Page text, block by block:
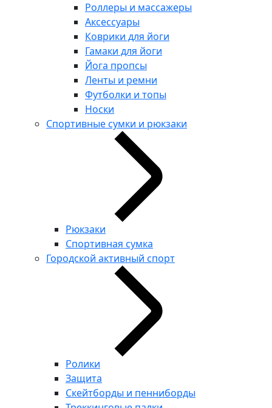
Роллеры и массажеры
Аксессуары
Коврики для йоги
Гамаки для йоги
Йога пропсы
Ленты и ремни
Футболки и топы
Носки
Спортивные сумки и рюкзаки
Рюкзаки
Спортивная сумка
Городской активный спорт
Ролики
Защита
Скейтборды и пенниборды